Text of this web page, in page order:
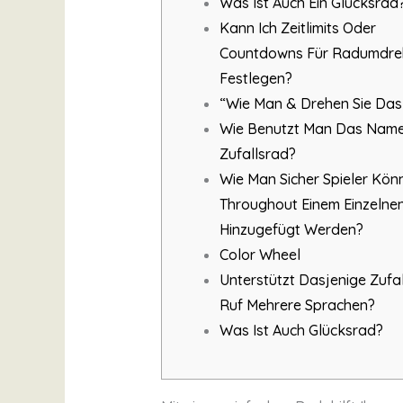
Kann Ich Zeitlimits Oder
Countdowns Für
Festlegen?
“Wie Man & Drehen Sie
Wie Benutzt Man Das
Zufallsrad?
Wie Man Sicher Spieler
Throughout Einem
Hinzugefügt Werden?
Color Wheel
Unterstützt Dasjenige
Ruf Mehrere Sprachen?
Was Ist Auch Glücksrad?